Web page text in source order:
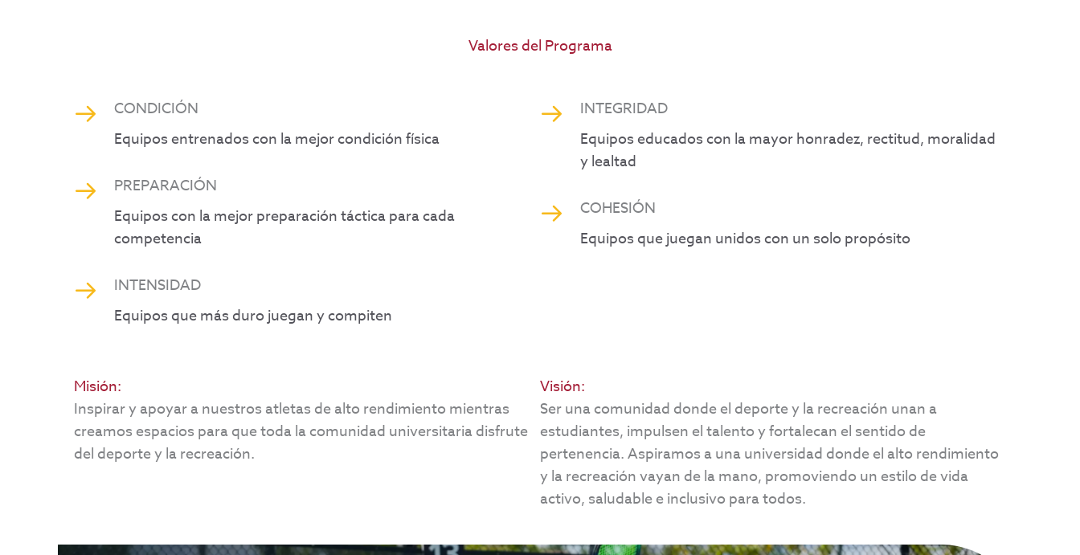
Valores del Programa
CONDICIÓN
Equipos entrenados con la mejor condición física
PREPARACIÓN
Equipos con la mejor preparación táctica para cada
competencia
INTENSIDAD
Equipos que más duro juegan y compiten
INTEGRIDAD
Equipos educados con la mayor honradez, rectitud, moralidad
y lealtad
COHESIÓN
Equipos que juegan unidos con un solo propósito
Misión:
Inspirar y apoyar a nuestros atletas de alto rendimiento mientras
creamos espacios para que toda la comunidad universitaria disfrute
del deporte y la recreación.
Visión:
Ser una comunidad donde el deporte y la recreación unan a
estudiantes, impulsen el talento y fortalecan el sentido de
pertenencia. Aspiramos a una universidad donde el alto rendimiento
y la recreación vayan de la mano, promoviendo un estilo de vida
activo, saludable e inclusivo para todos.